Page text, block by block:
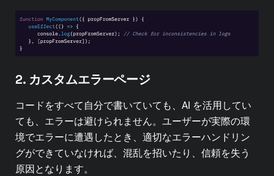
2. カスタムエラーページ
コードをすべて自分で書いていても、AI を活用してい
ても、エラーは避けられません。ユーザーが実際の環
境でエラーに遭遇したとき、適切なエラーハンドリン
グができていなければ、混乱を招いたり、信頼を失う
原因となります。